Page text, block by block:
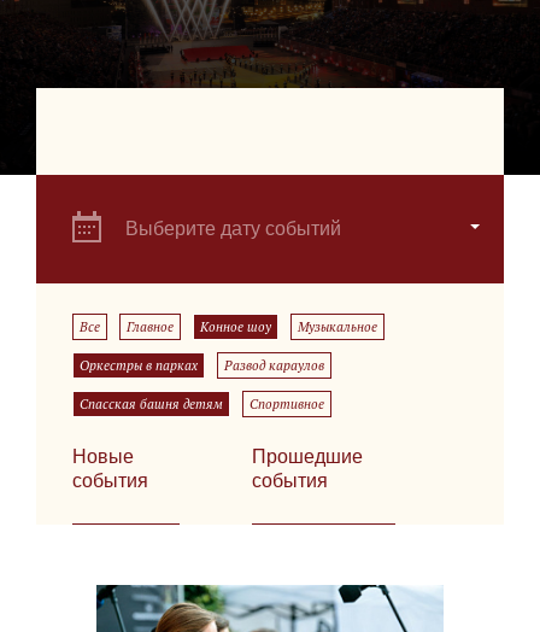
Выберите дату событий
Все Главное Конное шоу Музыкальное
Оркестры в парках Развод караулов
Спасская башня детям Спортивное
Новые
события
Прошедшие
события